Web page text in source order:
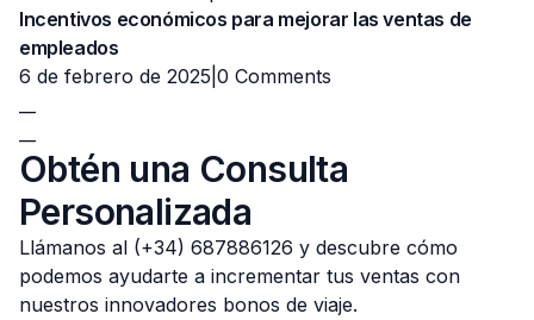
Incentivos económicos para mejorar las ventas de
empleados
6 de febrero de 2025| 0 Comments
Obtén una Consulta
Personalizada
Llámanos al (+34) 687886126 y descubre cómo
podemos ayudarte a incrementar tus ventas con
nuestros innovadores bonos de viaje.